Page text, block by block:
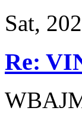
Sat,
Re: